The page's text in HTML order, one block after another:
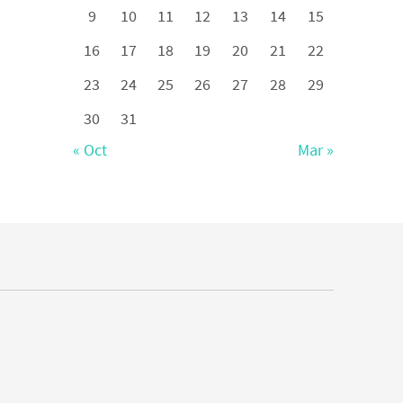
« Oct Mar »
9
10 11 12 13 14
15
16
17 18 19 20 21
22
23
24 25 26 27 28
29
30
31